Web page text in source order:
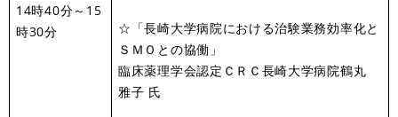
14時40分～15
時30分
☆「長崎大学病院における治験業務効率化と
ＳＭＯとの協働」
臨床薬理学会認定ＣＲＣ長崎大学病院鶴丸
雅子 氏